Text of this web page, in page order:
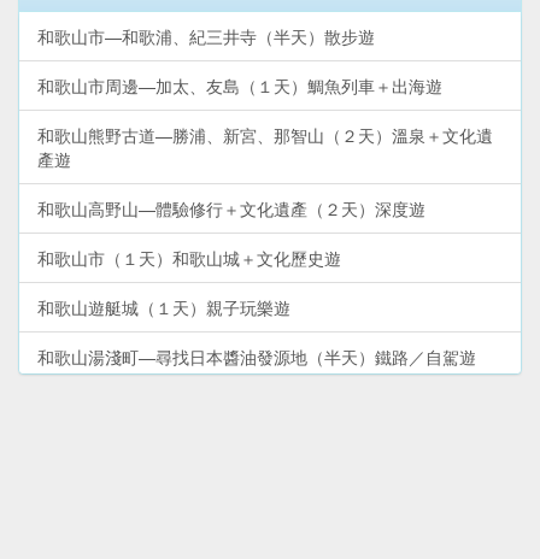
和歌山市—和歌浦、紀三井寺（半天）散步遊
和歌山市周邊—加太、友島（１天）鯛魚列車＋出海遊
和歌山熊野古道—勝浦、新宮、那智山（２天）溫泉＋文化遺
產遊
和歌山高野山—體驗修行＋文化遺產（２天）深度遊
和歌山市（１天）和歌山城＋文化歷史遊
和歌山遊艇城（１天）親子玩樂遊
和歌山湯淺町—尋找日本醬油發源地（半天）鐵路／自駕遊